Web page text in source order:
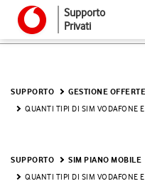
Supporto
Privati
SUPPORTO GESTIONE
QUANTI TIPI DI SIM VODAFONE
SUPPORTO SIM PIANO MOBILE
QUANTI TIPI DI SIM VODAFONE